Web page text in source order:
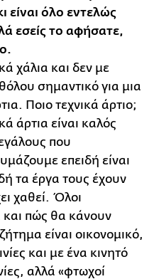
είναι όλο εντελώς
εσείς το αφήσατε,
χάλια και δεν με
σημαντικό για μια
Ποιο τεχνικά άρτιο;
άρτια είναι καλός
που
επειδή είναι
τα έργα τους έχουν
χαθεί. Όλοι
και πώς θα κάνουν
είναι οικονομικό,
και με ένα κινητό
αλλά «φτωχοί